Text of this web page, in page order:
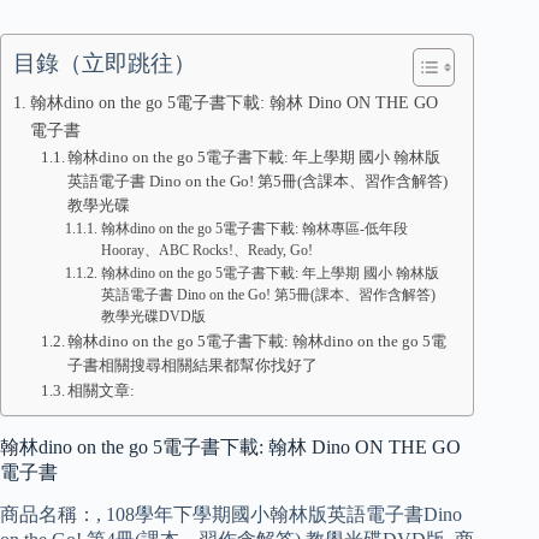
目錄（立即跳往）
翰林dino on the go 5電子書下載: 翰林 Dino ON THE GO
電子書
翰林dino on the go 5電子書下載: 年上學期 國小 翰林版
英語電子書 Dino on the Go! 第5冊(含課本、習作含解答)
教學光碟
翰林dino on the go 5電子書下載: 翰林專區-低年段
Hooray、ABC Rocks!、Ready, Go!
翰林dino on the go 5電子書下載: 年上學期 國小 翰林版
英語電子書 Dino on the Go! 第5冊(課本、習作含解答)
教學光碟DVD版
翰林dino on the go 5電子書下載: 翰林dino on the go 5電
子書相關搜尋相關結果都幫你找好了
相關文章:
翰林dino on the go 5電子書下載: 翰林 Dino ON THE GO
電子書
商品名稱：, 108學年下學期國小翰林版英語電子書Dino